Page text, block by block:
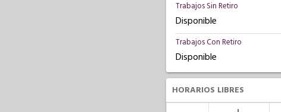
Trabajos Sin Retiro
Disponible
Trabajos Con Retiro
Disponible
HORARIOS LIBRES